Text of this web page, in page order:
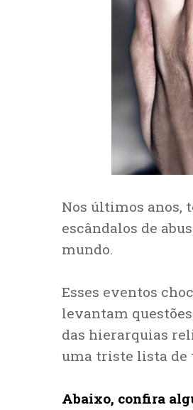
Nos últimos anos,
escândalos de
mundo.
Esses eventos
levantam
das hierarquias
uma triste lista de
Abaixo, confira